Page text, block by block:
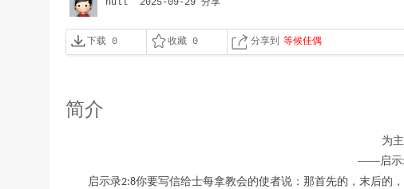
null 2025-09-29 分享
 下载 0 收藏 0  分享到 等候佳偶
简介
为
——启示
启示录2:8你要写信给士每拿教会的使者说 ： 那首先的，末后的